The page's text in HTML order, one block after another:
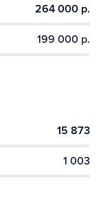
264 000 р.
199 000 р.
15 873
1 003